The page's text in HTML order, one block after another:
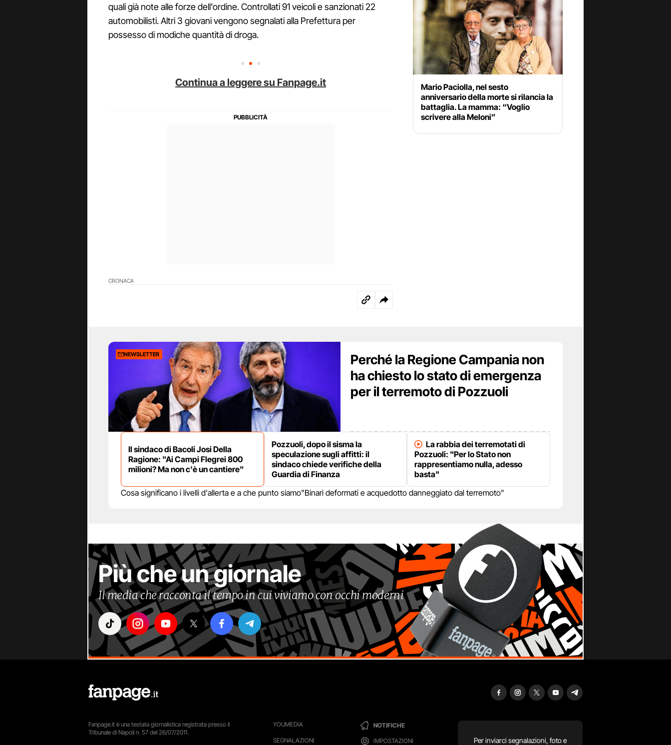
quali già note alle forze dell'ordine. Controllati 91 veicoli e sanzionati 22
automobilisti. Altri 3 giovani vengono segnalati alla Prefettura per
possesso di modiche quantità di droga.
Continua a leggere su Fanpage.it
CRONACA
Mario Paciolla, nel sesto
anniversario della morte si rilancia la
battaglia. La mamma: “Voglio
scrivere alla Meloni”
NEWSLETTER
Perché la Regione Campania non
ha chiesto lo stato di emergenza
per il terremoto di Pozzuoli
Il sindaco di Bacoli Josi Della
Ragione: "Ai Campi Flegrei 800
milioni? Ma non c'è un cantiere"
Pozzuoli, dopo il sisma la
speculazione sugli affitti: il
sindaco chiede verifiche della
Guardia di Finanza
La rabbia dei terremotati di
Pozzuoli: "Per lo Stato non
rappresentiamo nulla, adesso
basta"
Cosa significano i livelli d'allerta e a che punto siamo"Binari deformati e acquedotto danneggiato dal terremoto"
Più che un giornale
Il media che racconta il tempo in cui viviamo con occhi moderni
YOUMEDIA
SEGNALAZIONI
NOTIFICHE
IMPOSTAZIONI Per inviarci segnalazioni, foto e
Fanpage.it è una testata giornalistica registrata presso il
Tribunale di Napoli n. 57 del 26/07/2011.